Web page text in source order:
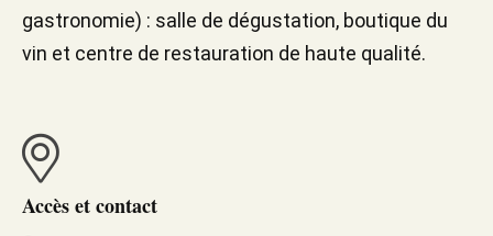
gastronomie) : salle de dégustation, boutique du
vin et centre de restauration de haute qualité.
Accès et contact